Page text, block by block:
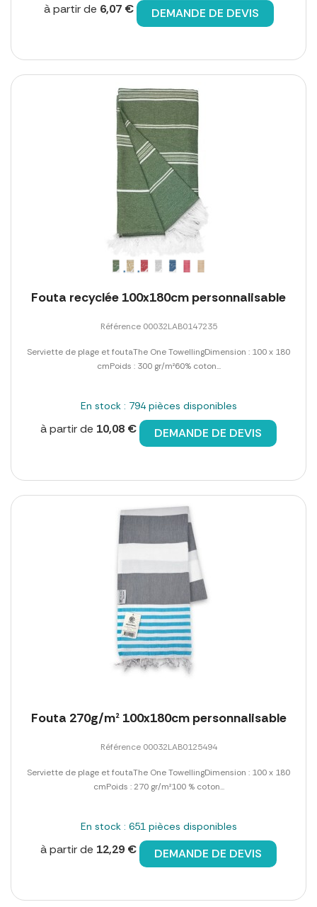
à partir de 6,07 € DEMANDE DE DEVIS
Fouta recyclée 100x180cm personnalisable
Référence 00032LAB0147235
Serviette de plage et foutaThe One TowellingDimension : 100 x 180
cmPoids : 300 gr/m²60% coton...
En stock : 794 pièces disponibles
à partir de 10,08 € DEMANDE DE DEVIS
Fouta 270g/m² 100x180cm personnalisable
Référence 00032LAB0125494
Serviette de plage et foutaThe One TowellingDimension : 100 x 180
cmPoids : 270 gr/m²100 % coton...
En stock : 651 pièces disponibles
à partir de 12,29 € DEMANDE DE DEVIS